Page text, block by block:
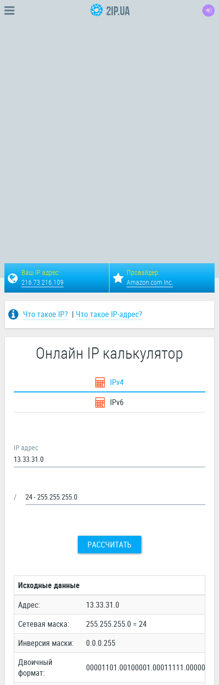
2IP.ua
Ваш IP адрес:
216.73.216.109
Провайдер:
Amazon.com Inc.
Что такое IP? | Что такое IP-адрес?
Онлайн IP калькулятор
IPv4
IPv6
IP адрес
/
РАССЧИТАТЬ
Исходные данные
Адрес:
13.33.31.0
Сетевая маска:
255.255.255.0 = 24
Инверсия маски:
0.0.0.255
Двоичный
формат:
00001101.00100001.00011111.00000000